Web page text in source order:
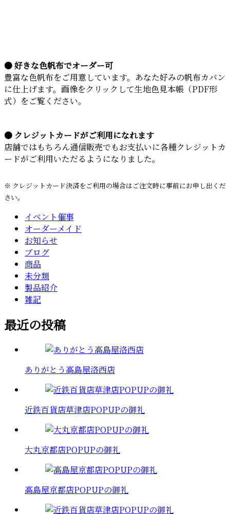
● 好きな色帆布でオーダー可
豊富な色帆布をご用意しています。あなた好みの帆布カバン
に仕上げます。画像をクリックして生地色見本帳（PDF形
式）をご覧ください。
● クレジットカードがご利用になれます
店舗ではもちろん通信販売でもお支払いに各種クレジットカ
ードがご利用いただるようになりました。
※ クレジットカード決済をご利用の場合はご注文時に事前にお申し出くだ
さい。
イベント催事
オーダーメイド
お知らせ
ブログ
商品
未分類
製品紹介
雑記
最近の投稿
ありがとう高島屋洛西店
近鉄百貨店草津店POPUPの御礼
大丸京都店POPUPの御礼
高島屋京都店POPUPの御礼